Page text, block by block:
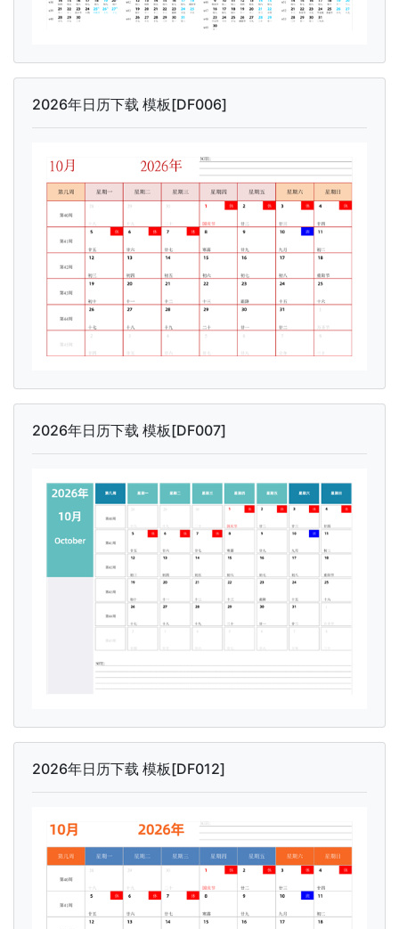
2026年日历下载 模板[DF006]
2026年日历下载 模板[DF007]
2026年日历下载 模板[DF012]